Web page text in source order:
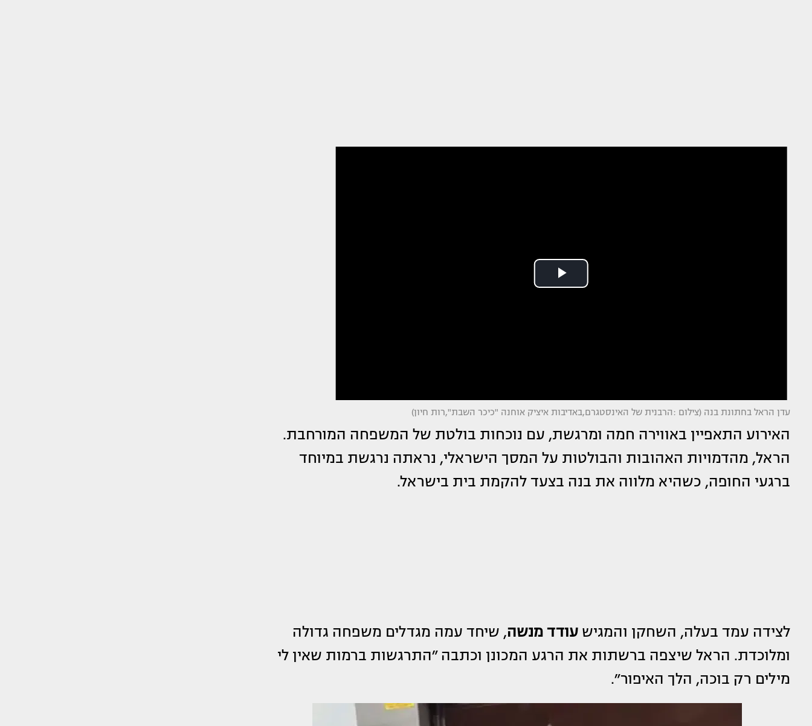
עדן הראל בחתונת בנה (צילום :הרבנית של האינסטגרם,באדיבות איציק אוחנה "כיכר השבת",רות חיון)
האירוע התאפיין באווירה חמה ומרגשת, עם נוכחות בולטת של המשפחה המורחבת.
הראל, מהדמויות האהובות והבולטות על המסך הישראלי, נראתה נרגשת במיוחד
ברגעי החופה, כשהיא מלווה את בנה בצעד להקמת בית בישראל.
לצידה עמד בעלה, השחקן והמגישעודד מנשה, שיחד עמה מגדלים משפחה גדולה
ומלוכדת. הראל שיצפה ברשתות את הרגע המכונן וכתבה ״התרגשות ברמות שאין לי
מילים רק בוכה, הלך האיפור״.